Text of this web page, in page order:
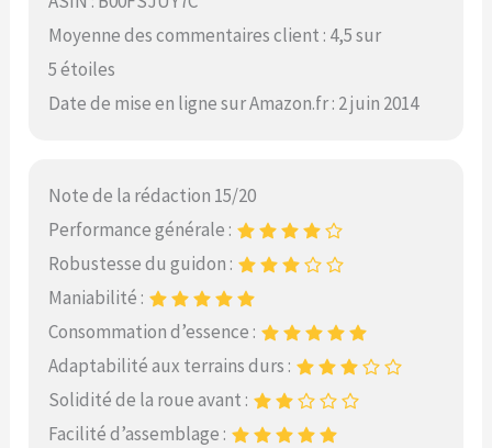
Moyenne des commentaires client : 4,5 sur
5 étoiles
Date de mise en ligne sur Amazon.fr : 2 juin 2014
Note de la rédaction 15/20
Performance générale :
Robustesse du guidon :
Maniabilité :
Consommation d’essence :
Adaptabilité aux terrains durs :
Solidité de la roue avant :
Facilité d’assemblage :